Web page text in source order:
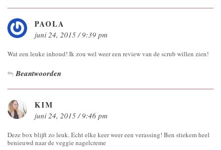
PAOLA
juni 24, 2015 / 9:39 pm
Wat een leuke inhoud! Ik zou wel weer een review van de scrub willen zien!
Beantwoorden
KIM
juni 24, 2015 / 9:46 pm
Deze box blijft zo leuk. Echt elke keer weer een verassing! Ben stiekem heel
benieuwd naar de veggie nagelcreme